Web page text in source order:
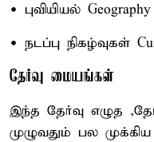
• புவியியல் Geography
• நடப்பு நிகழ்வுகள்
தேர்வு மையங்கள்
இந்த தேர்வு எழுத
முழுவதும் பல